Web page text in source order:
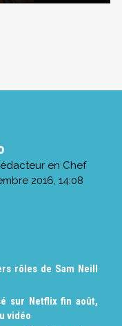
en Chef
2016, 14:08
rôles de Sam Neill
sur Netflix fin août,
vidéo